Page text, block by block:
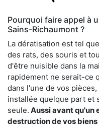
Pourquoi faire appel à
Sains-Richaumont ?
La dératisation est tel
des rats, des souris et
d'être nuisible dans la
rapidement ne serait-ce
dans l'une de vos
installée quelque part et
seule. Aussi avant qu'un
destruction de vos